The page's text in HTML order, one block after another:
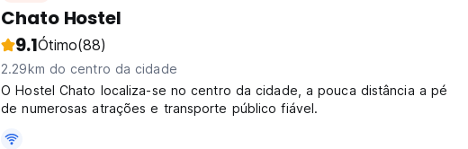
Chato Hostel
9.1Ótimo(88)
2.29km do centro da cidade
O Hostel Chato localiza-se no centro da cidade, a pouca distância a pé
de numerosas atrações e transporte público fiável.